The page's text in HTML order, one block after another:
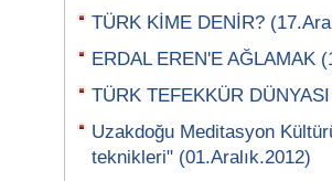
TÜRK KİME DENİR?
ERDAL EREN'E AĞLAMAK
TÜRK TEFEKKÜR
Uzakdoğu Meditasyon
teknikleri" (01.Aralık.2012)